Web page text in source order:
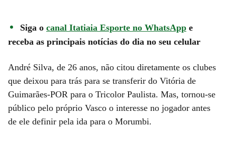
Siga o canal Itatiaia Esporte no WhatsApp e
receba as principais notícias do dia no seu celular
André Silva, de 26 anos, não citou diretamente os clubes
que deixou para trás para se transferir do Vitória de
Guimarães-POR para o Tricolor Paulista. Mas, tornou-se
público pelo próprio Vasco o interesse no jogador antes
de ele definir pela ida para o Morumbi.